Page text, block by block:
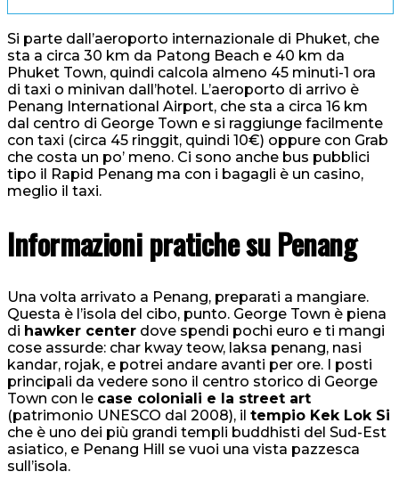
Si parte dall’aeroporto internazionale di Phuket, che
sta a circa 30 km da Patong Beach e 40 km da
Phuket Town, quindi calcola almeno 45 minuti-1 ora
di taxi o minivan dall’hotel. L’aeroporto di arrivo è
Penang International Airport, che sta a circa 16 km
dal centro di George Town e si raggiunge facilmente
con taxi (circa 45 ringgit, quindi 10€) oppure con Grab
che costa un po’ meno. Ci sono anche bus pubblici
tipo il Rapid Penang ma con i bagagli è un casino,
meglio il taxi.
Informazioni pratiche su Penang
Una volta arrivato a Penang, preparati a mangiare.
Questa è l’isola del cibo, punto. George Town è piena
di hawker center dove spendi pochi euro e ti mangi
cose assurde: char kway teow, laksa penang, nasi
kandar, rojak, e potrei andare avanti per ore. I posti
principali da vedere sono il centro storico di George
Town con le case coloniali e la street art
(patrimonio UNESCO dal 2008), il tempio Kek Lok Si
che è uno dei più grandi templi buddhisti del Sud-Est
asiatico, e Penang Hill se vuoi una vista pazzesca
sull’isola.